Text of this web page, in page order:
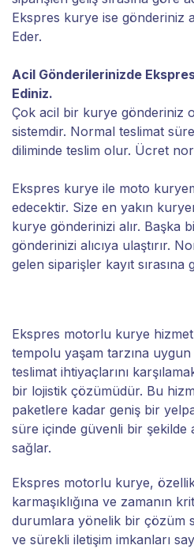
Ekspres kurye ise gönderiniz
Eder.
Acil Gönderilerinizde
Ediniz.
Çok acil bir kurye gönderiniz
sistemdir. Normal teslimat
diliminde teslim olur. Ücret
Ekspres kurye ile moto
edecektir. Size en yakın
kurye gönderinizi alır. Başka
gönderinizi alıcıya ulaştırır.
gelen siparişler kayıt sırasına
Ekspres motorlu kurye
tempolu yaşam tarzına
teslimat ihtiyaçlarını
bir lojistik çözümüdür. Bu
paketlere kadar geniş bir
süre içinde güvenli bir şekilde
sağlar.
Ekspres motorlu kurye,
karmaşıklığına ve zamanın
durumlara yönelik bir çözüm
ve sürekli iletişim imkanları